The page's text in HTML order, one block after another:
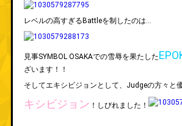
レベルの高すぎるBattleを制したのは…
見事SYMBOL OSAKAでの雪辱を果たした
ざいます！！
そしてエキシビジョンとして、Judgeの方々と
キシビジョン ！しびれました！